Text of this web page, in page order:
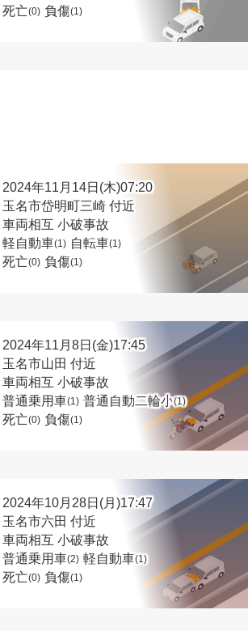
死亡(0) 負傷(1)
2024年11月14日(木)07:20
玉名市岱明町三崎 付近
車両相互 小破事故
軽自動車(1) 自転車(1)
死亡(0) 負傷(1)
2024年11月8日(金)17:45
玉名市山田 付近
車両相互 小破事故
普通乗用車(1) 普通自動二輪小(1)
死亡(0) 負傷(1)
2024年10月28日(月)17:47
玉名市六田 付近
車両相互 小破事故
普通乗用車(2) 軽自動車(1)
死亡(0) 負傷(1)